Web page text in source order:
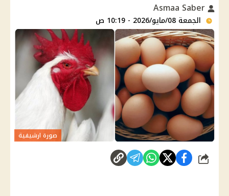
الجمعة 08/مايو/2026 - 10:19 ص
صورة ارشيفية
شارك